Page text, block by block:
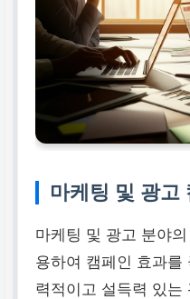
마케팅 및 광고
마케팅 및 광고 분야
용하여 캠페인 효과를
력적이고 설득력 있는